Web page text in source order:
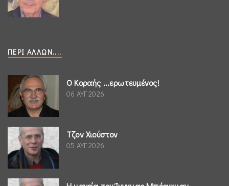
ΠΕΡΊ ΆΛΛΩΝ....
Ο Κοραής ...ερωτευμένος!
06 ΑΥΓ 2026
Τζον Χιούστον
05 ΑΥΓ 2026